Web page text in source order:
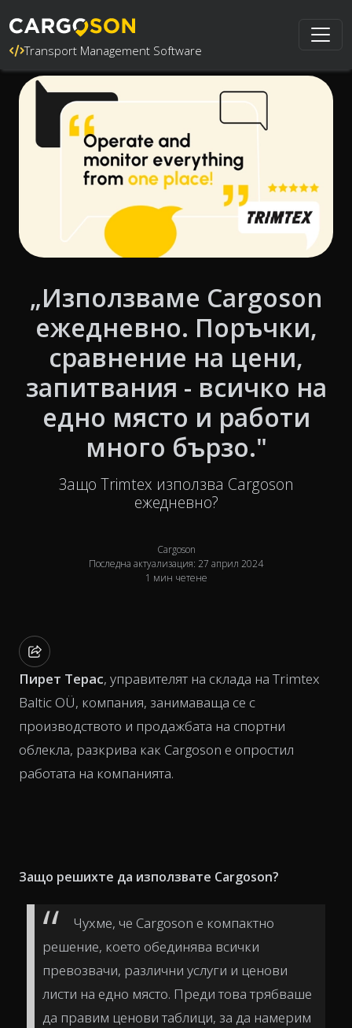
Transport Management Software
„Използваме Cargoson
ежедневно. Поръчки,
сравнение на цени,
запитвания - всичко на
едно място и работи
много бързо."
Защо Trimtex използва Cargoson
ежедневно?
Cargoson
Последна актуализация: 27 април 2024
1 мин четене
Пирет Терас, управителят на склада на Trimtex
Baltic OÜ, компания, занимаваща се с
производството и продажбата на спортни
облекла, разкрива как Cargoson е опростил
работата на компанията.
Защо решихте да използвате Cargoson?
Чухме, че Cargoson е компактно
решение, което обединява всички
превозвачи, различни услуги и ценови
листи на едно място. Преди това трябваше
да правим ценови таблици, за да намерим